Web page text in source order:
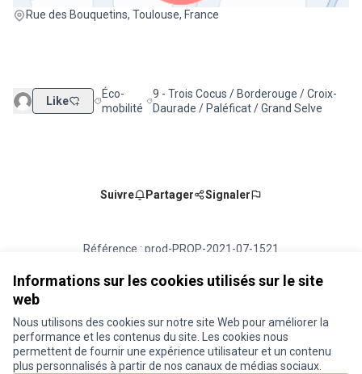
Informations sur les cookies utilisés sur le site
web
Nous utilisons des cookies sur notre site Web pour améliorer la
performance et les contenus du site. Les cookies nous
permettent de fournir une expérience utilisateur et un contenu
plus personnalisés à partir de nos canaux de médias sociaux.
Rue des Bouquetins, Toulouse, France
(Lien externe)
Like Filtrer les résultats de la catégorie : Éco-mobilité
Éco-
mobilité Filtrer les résultats pour le secteur : 9 -
9 - Trois Cocus / Borderouge / Croix-
Daurade / Paléficat / Grand Selve
Suivre Partager Signaler
Référence : prod-PROP-2021-07-1521
Vérifiez l'empreinte numérique
Conditions d'utilisation
Paramètres des cookies
Je participe ! sur X
Je participe ! sur Facebook
Je participe ! sur Instagram